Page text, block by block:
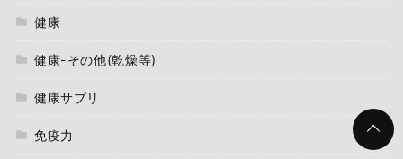
健康
健康-その他(乾燥等)
健康サプリ
免疫力